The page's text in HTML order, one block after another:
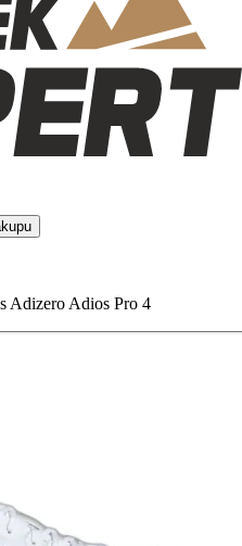
Adizero Adios Pro 4